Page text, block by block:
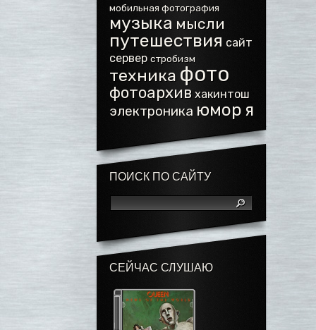
мобильная фотография
музыка мысли
путешествия сайт
сервер стробизм
техника фото
фотоархив хакинтош
электроника юмор я
ПОИСК ПО САЙТУ
СЕЙЧАС СЛУШАЮ